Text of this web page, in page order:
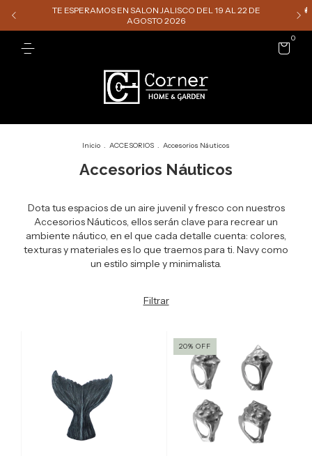
TE ESPERAMOS EN SALON JALISCO DEL 19 AL 22 DE
AGOSTO 2026
0
Inicio . ACCESORIOS . Accesorios Náuticos
Accesorios Náuticos
Dota tus espacios de un aire juvenil y fresco con nuestros
Accesorios Náuticos, ellos serán clave para recrear un
ambiente náutico, en el que cada detalle cuenta: colores,
texturas y materiales es lo que traemos para ti. Navy como
un estilo simple y minimalista.
Filtrar
20% OFF